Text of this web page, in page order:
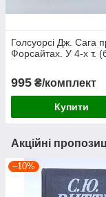
Голсуорсі Дж. Сага
Форсайтах. У 4-х т.
995 ₴/комплект
Купити
Акційні
–10%